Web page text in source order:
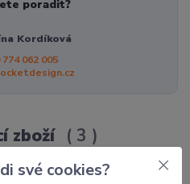
poradit?
Kordíková
774 062 005
zboží 3
své cookies?